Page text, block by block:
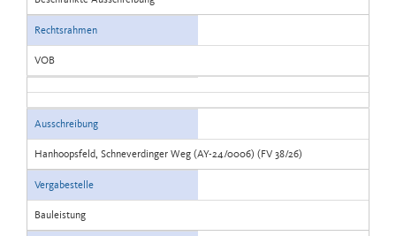
Rechtsrahmen
VOB
Ausschreibung
Hanhoopsfeld, Schneverdinger Weg (AY-24/0006) (FV 38/26)
Vergabestelle
Bauleistung